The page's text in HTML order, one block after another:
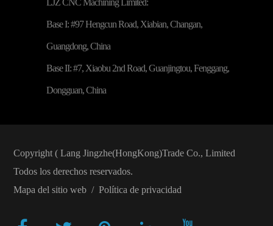
LJZ CNC Machining Limited:
Base I: #97 Hengcun Road, Xiabian, Changan,
Guangdong, China
Base II: #7, Xiaobu 2nd Road, Guanjingtou, Fenggang,
Dongguan, China
Copyright ( Lang Jingzhe(HongKong)Trade Co., Limited
Todos los derechos reservados.
Mapa del sitio web/ Política de privacidad